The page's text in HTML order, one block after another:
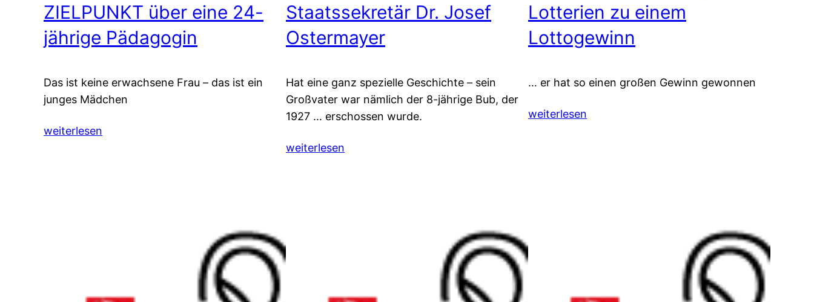
ZIELPUNKT über eine 24-
jährige Pädagogin
Das ist keine erwachsene Frau – das ist ein
junges Mädchen
weiterlesen
Staatssekretär Dr. Josef
Ostermayer
Hat eine ganz spezielle Geschichte – sein
Großvater war nämlich der 8-jährige Bub, der
1927 … erschossen wurde.
weiterlesen
Lotterien zu einem
Lottogewinn
… er hat so einen großen Gewinn gewonnen
weiterlesen